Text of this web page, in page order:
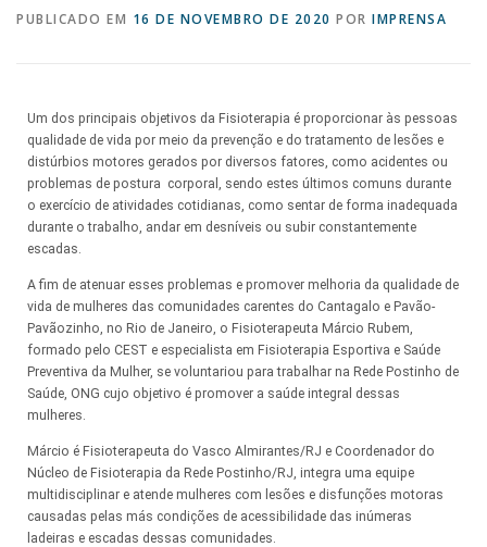
PUBLICADO EM 16 DE NOVEMBRO DE 2020 POR IMPRENSA
Um dos principais objetivos da Fisioterapia é proporcionar às pessoas
qualidade de vida por meio da prevenção e do tratamento de lesões e
distúrbios motores gerados por diversos fatores, como acidentes ou
problemas de postura corporal, sendo estes últimos comuns durante
o exercício de atividades cotidianas, como sentar de forma inadequada
durante o trabalho, andar em desníveis ou subir constantemente
escadas.
A fim de atenuar esses problemas e promover melhoria da qualidade de
vida de mulheres das comunidades carentes do Cantagalo e Pavão-
Pavãozinho, no Rio de Janeiro, o Fisioterapeuta Márcio Rubem,
formado pelo CEST e especialista em Fisioterapia Esportiva e Saúde
Preventiva da Mulher, se voluntariou para trabalhar na Rede Postinho de
Saúde, ONG cujo objetivo é promover a saúde integral dessas
mulheres.
Márcio é Fisioterapeuta do Vasco Almirantes/RJ e Coordenador do
Núcleo de Fisioterapia da Rede Postinho/RJ, integra uma equipe
multidisciplinar e atende mulheres com lesões e disfunções motoras
causadas pelas más condições de acessibilidade das inúmeras
ladeiras e escadas dessas comunidades.